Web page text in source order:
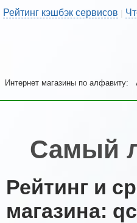
Рейтинг кэшбэк сервисов |
Интернет магазины по алфавиту:
Самый
Рейтинг и
магазина: